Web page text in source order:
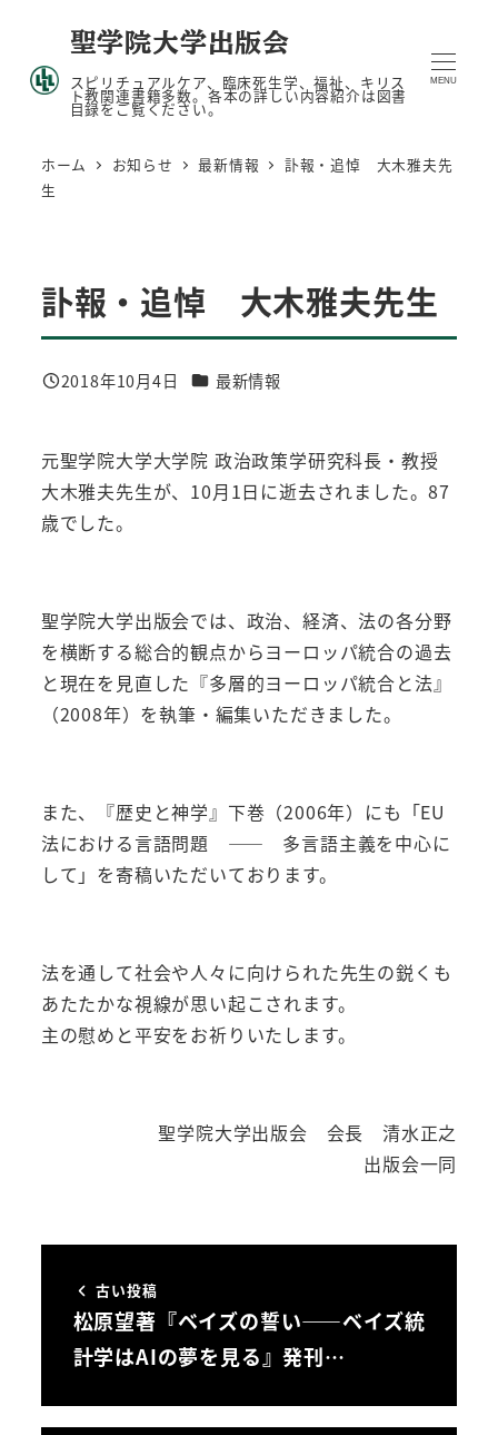
聖学院大学出版会
スピリチュアルケア、臨床死生学、福祉、キリス
ト教関連書籍多数。各本の詳しい内容紹介は図書
目録をご覧ください。
MENU
ホーム お知らせ 最新情報
訃報・追悼 大木雅夫先
生
訃報・追悼 大木雅夫先生
投稿日
2018年10月4日 カテゴリー
最新情報
元聖学院大学大学院 政治政策学研究科長・教授
大木雅夫先生が、10月1日に逝去されました。87
歳でした。
聖学院大学出版会では、政治、経済、法の各分野
を横断する総合的観点からヨーロッパ統合の過去
と現在を見直した『多層的ヨーロッパ統合と法』
（2008年）を執筆・編集いただきました。
また、『歴史と神学』下巻（2006年）にも「EU
法における言語問題 ―― 多言語主義を中心に
して」を寄稿いただいております。
法を通して社会や人々に向けられた先生の鋭くも
あたたかな視線が思い起こされます。
主の慰めと平安をお祈りいたします。
聖学院大学出版会 会長 清水正之
出版会一同
古い投稿
松原望著『ベイズの誓い――ベイズ統
計学はAIの夢を見る』発刊…